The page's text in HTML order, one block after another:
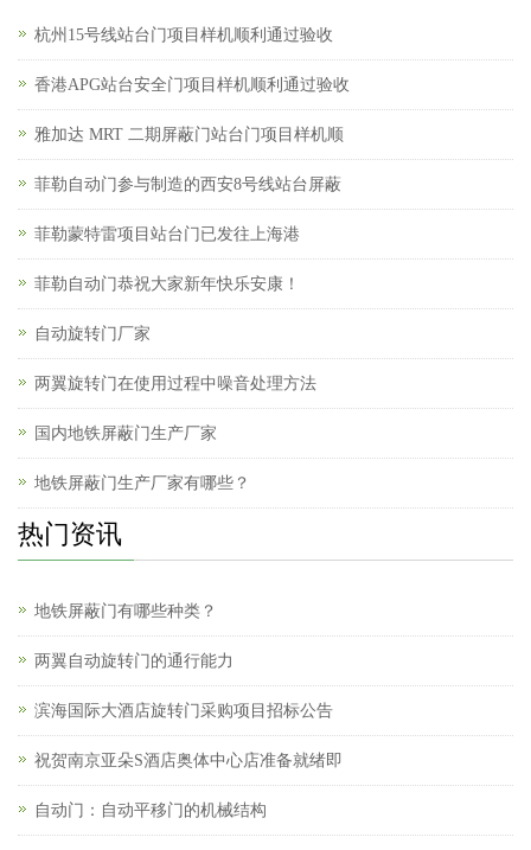
杭州15号线站台门项目样机顺利通过验收
香港APG站台安全门项目样机顺利通过验收
雅加达 MRT 二期屏蔽门站台门项目样机顺
菲勒自动门参与制造的西安8号线站台屏蔽
菲勒蒙特雷项目站台门已发往上海港
菲勒自动门恭祝大家新年快乐安康！
自动旋转门厂家
两翼旋转门在使用过程中噪音处理方法
国内地铁屏蔽门生产厂家
地铁屏蔽门生产厂家有哪些？
热门资讯
地铁屏蔽门有哪些种类？
两翼自动旋转门的通行能力
滨海国际大酒店旋转门采购项目招标公告
祝贺南京亚朵S酒店奥体中心店准备就绪即
自动门：自动平移门的机械结构